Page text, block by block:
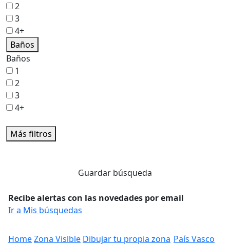
2
3
4+
Baños
Baños
1
2
3
4+
Más filtros
Guardar búsqueda
Recibe alertas con las novedades por email
Ir a Mis búsquedas
HomeZona Vislble Dibujar tu propia zona País Vasco